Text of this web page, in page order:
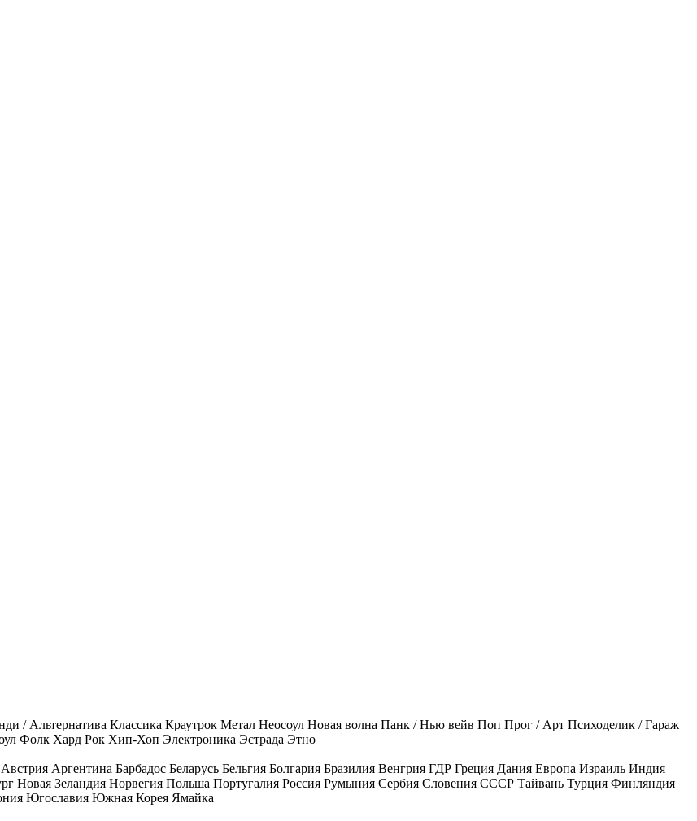
/ Альтернатива Классика Краутрок Метал Неосоул Новая волна Панк / Нью вейв Поп Прог / Арт Психоделик / Гараж
Фолк Хард Рок Хип-Хоп Электроника Эстрада Этно
Австрия Аргентина Барбадос Беларусь Бельгия Болгария Бразилия Венгрия ГДР Греция Дания Европа Израиль Индия
Новая Зеландия Норвегия Польша Португалия Россия Румыния Сербия Словения СССР Тайвань Турция Финляндия
Югославия Южная Корея Ямайка